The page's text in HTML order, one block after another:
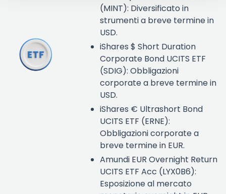
(MINT): Diversificato in
strumenti a breve termine in
USD.
iShares $ Short Duration
Corporate Bond UCITS ETF
(SDIG): Obbligazioni
corporate a breve termine in
USD.
iShares € Ultrashort Bond
UCITS ETF (ERNE):
Obbligazioni corporate a
breve termine in EUR.
Amundi EUR Overnight Return
UCITS ETF Acc (LYX0B6):
Esposizione al mercato